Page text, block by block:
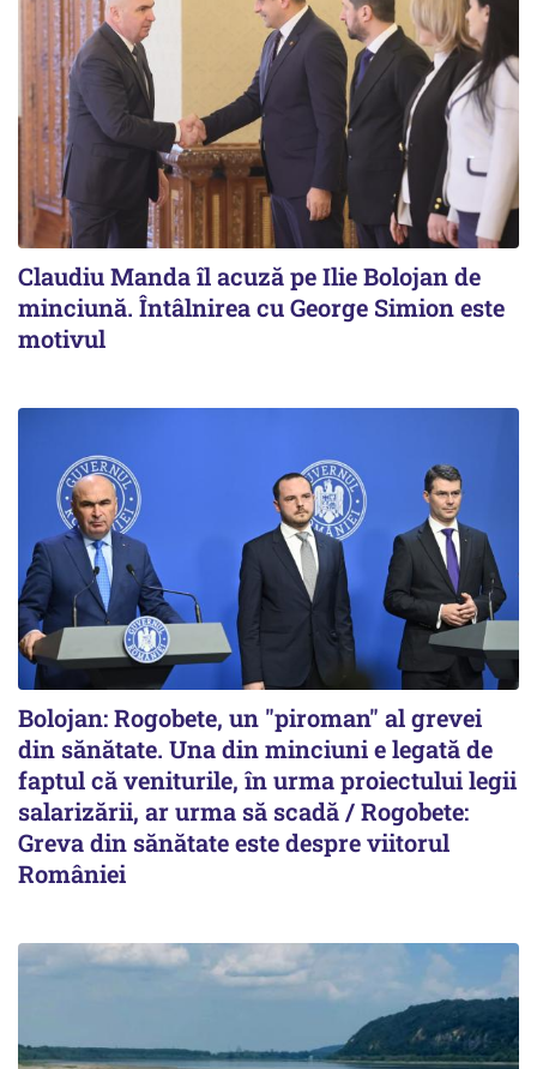
Claudiu Manda îl acuză pe Ilie Bolojan de
minciună. Întâlnirea cu George Simion este
motivul
Bolojan: Rogobete, un "piroman" al grevei
din sănătate. Una din minciuni e legată de
faptul că veniturile, în urma proiectului legii
salarizării, ar urma să scadă / Rogobete:
Greva din sănătate este despre viitorul
României